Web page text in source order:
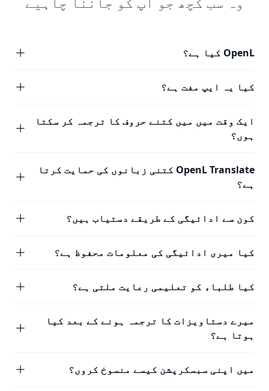
OpenL کیا ہے؟
کیا یہ ایپ مفت ہے؟
ایک وقت میں میں کتنے حروف کا ترجمہ کر سکتا
ہوں؟
OpenL Translate کتنی زبانوں کی حمایت کرتا
ہے؟
کون سے ادائیگی کے طریقے دستیاب ہیں؟
کیا میری ادائیگی کی معلومات محفوظ ہے؟
کیا طلباء کو تعلیمی رعایت ملتی ہے؟
میرے دستاویزات کا ترجمہ ہونے کے بعد کیا
ہوتا ہے؟
میں اپنی سبسکرپشن کیسے منسوخ کروں؟